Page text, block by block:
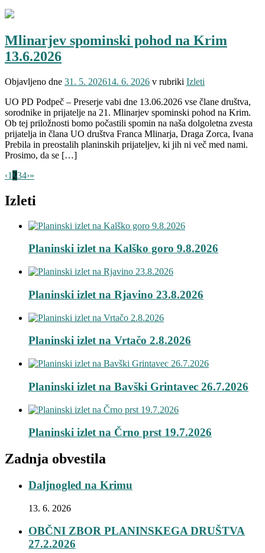
Mlinarjev spominski pohod na Krim
13.6.2026
Objavljeno dne 31. 5. 202614. 6. 2026 v rubriki Izleti
UO PD Podpeč – Preserje vabi dne 13.06.2026 vse člane društva,
sorodnike in prijatelje na 21. Mlinarjev spominski pohod na Krim.
Ob tej priložnosti bomo počastili spomin na naša dolgoletna zvesta
prijatelja in člana UO društva Franca Mlinarja, Draga Zorca, Ivana
Prebila in preostalih planinskih prijateljev, ki jih ni več med nami.
Prosimo, da se […]
‹1 234›»
Izleti
Planinski izlet na Kalško goro 9.8.2026
Planinski izlet na Rjavino 23.8.2026
Planinski izlet na Vrtačo 2.8.2026
Planinski izlet na Bavški Grintavec 26.7.2026
Planinski izlet na Črno prst 19.7.2026
Zadnja obvestila
Daljnogled na Krimu
13. 6. 2026
OBČNI ZBOR PLANINSKEGA DRUŠTVA
27.2.2026